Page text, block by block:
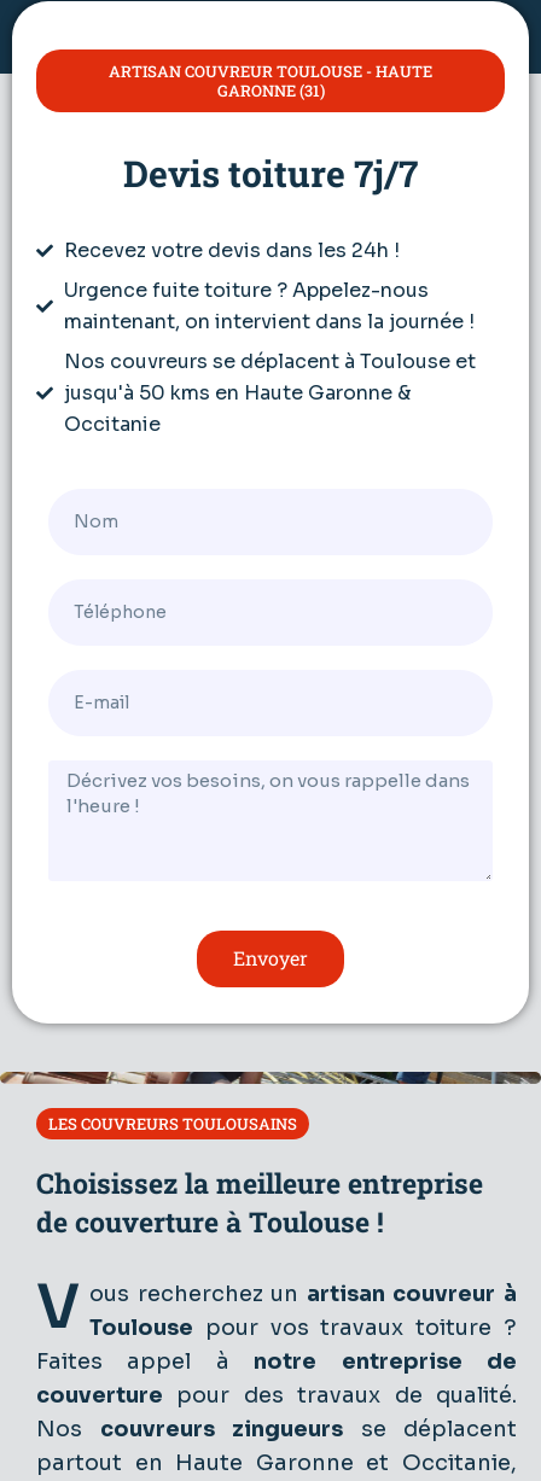
ARTISAN COUVREUR TOULOUSE - HAUTE
GARONNE (31)
Devis toiture 7j/7
Recevez votre devis dans les 24h !
Urgence fuite toiture ? Appelez-nous
maintenant, on intervient dans la journée !
Nos couvreurs se déplacent à Toulouse et
jusqu'à 50 kms en Haute Garonne &
Occitanie
Envoyer
LES COUVREURS TOULOUSAINS
Choisissez la meilleure entreprise
de couverture à Toulouse !
V ous recherchez un artisan couvreur à
Toulouse pour vos travaux toiture ?
Faites appel à notre
entreprise de
couverture pour des travaux de qualité.
Nos couvreurs zingueurs se déplacent
partout en Haute Garonne et Occitanie,